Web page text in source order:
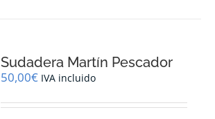
se
pueden
en
Sudadera Martín Pescador
50,00€ IVA incluido